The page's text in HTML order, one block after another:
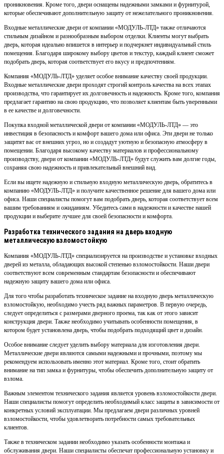
проникновения. Кроме того, двери оснащены надежными замками и фурнитурой,
которые обеспечивают дополнительную защиту от нежелательного проникновения.
Входные металлические двери от компании «МОДУЛЬ-ЛТД» также отличаются
стильным дизайном и разнообразным выбором отделки. Клиенты могут выбрать
дверь, которая идеально впишется в интерьер и подчеркнет индивидуальный стиль
помещения. Благодаря широкому выбору цветов и текстур, каждый клиент сможет
подобрать дверь, которая соответствует его вкусу и предпочтениям.
Компания «МОДУЛЬ-ЛТД» уделяет особое внимание качеству своей продукции.
Входные металлические двери проходят строгий контроль качества на всех этапах
производства, что гарантирует их долговечность и надежность. Кроме того, компания
предлагает гарантию на свою продукцию, что позволяет клиентам быть уверенными
в ее качестве и долговечности.
Покупка входной металлической двери от компании «МОДУЛЬ-ЛТД» — это
инвестиция в безопасность и комфорт вашего дома или офиса. Эти двери не только
защитят вас от внешних угроз, но и создадут уютную и безопасную атмосферу в
помещении. Благодаря высокому качеству материалов и профессиональному
производству, двери от компании «МОДУЛЬ-ЛТД» будут служить вам долгие годы,
сохраняя свою надежность и привлекательный внешний вид.
Если вы ищете надежную и стильную входную металлическую дверь, обратитесь в
компанию «МОДУЛЬ-ЛТД» и получите качественное решение для вашего дома или
офиса. Наши специалисты помогут вам подобрать дверь, которая соответствует всем
вашим требованиям и ожиданиям. Убедитесь сами в надежности и качестве нашей
продукции и выберите лучшее для своей безопасности и комфорта.
Разработка технического задания на дверь входную
металлическую взломостойкую
Компания «МОДУЛЬ-ЛТД» специализируется на производстве и установке входных
дверей из металла, обладающих высокой степенью взломостойкости. Наши двери
соответствуют всем современным стандартам безопасности и обеспечивают
надежную защиту вашего дома или офиса.
Для того чтобы разработать техническое задание на входную дверь металлическую
взломостойкую, необходимо учесть ряд важных параметров. В первую очередь,
следует определиться с размерами дверного проема, так как от этого зависит
конструкция двери. Также необходимо учитывать особенности помещения, в
котором будет установлена дверь, чтобы подобрать подходящий цвет и дизайн.
Особое внимание следует уделить выбору материала для изготовления двери.
Металлические двери являются самыми надежными и прочными, поэтому мы
рекомендуем использовать именно этот материал. Кроме того, стоит обратить
внимание на тип замка и фурнитуры, чтобы обеспечить дополнительную защиту от
взлома.
Важным элементом технического задания является уровень взломостойкости двери.
Наши специалисты помогут определить необходимый класс защиты в зависимости от
конкретных условий эксплуатации. Мы предлагаем двери различных уровней
взломостойкости, чтобы удовлетворить потребности самых требовательных
клиентов.
Также в техническом задании необходимо указать особенности монтажа и
обслуживания двери. Наши специалисты обеспечат профессиональную установку и